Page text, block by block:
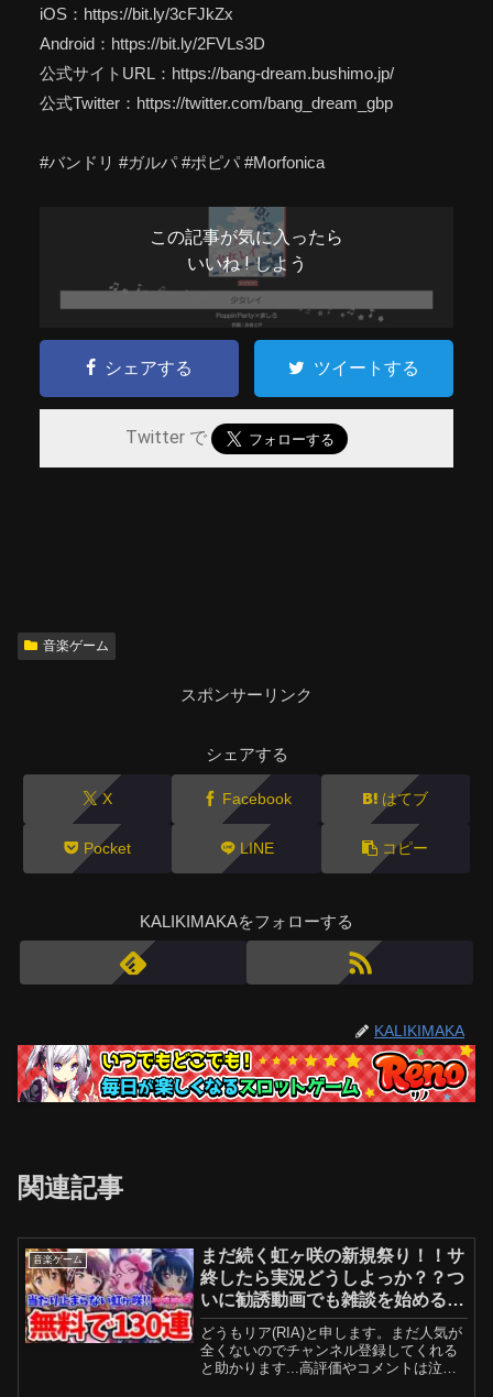
iOS：https://bit.ly/3cFJkZx
Android：https://bit.ly/2FVLs3D
公式サイトURL：https://bang-dream.bushimo.jp/
公式Twitter：https://twitter.com/bang_dream_gbp
#バンドリ #ガルパ #ポピパ #Morfonica
この記事が気に入ったら
いいね ! しよう
シェアする ツイートする
Twitter で
音楽ゲーム
スポンサーリンク
シェアする
X Facebook はてブ
Pocket LINE コピー
KALIKIMAKAをフォローする
KALIKIMAKA
関連記事
音楽ゲーム
まだ続く虹ヶ咲の新規祭り！！サ
終したら実況どうしよっか？？つ
いに勧誘動画でも雑談を始める男
【スクフェス2】part209
どうもリア(RIA)と申します。まだ人気が
全くないのでチャンネル登録してくれる
と助かります...高評価やコメントは泣い